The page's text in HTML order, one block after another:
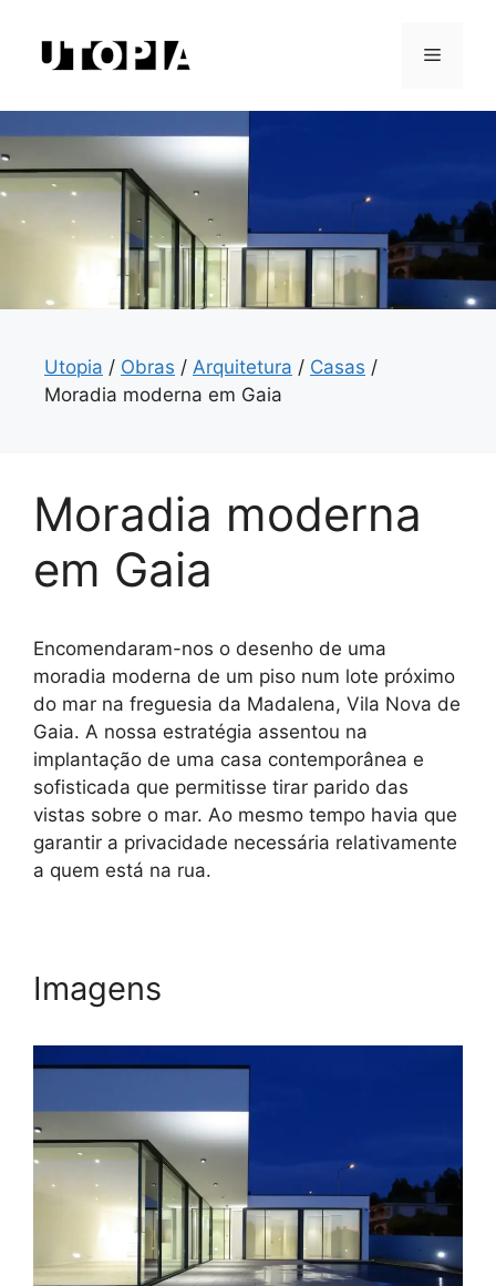
Menu
Utopia / Obras / Arquitetura / Casas /
Moradia moderna em Gaia
Moradia moderna
em Gaia
Encomendaram-nos o desenho de uma
moradia moderna de um piso num lote próximo
do mar na freguesia da Madalena, Vila Nova de
Gaia. A nossa estratégia assentou na
implantação de uma casa contemporânea e
sofisticada que permitisse tirar parido das
vistas sobre o mar. Ao mesmo tempo havia que
garantir a privacidade necessária relativamente
a quem está na rua.
Imagens